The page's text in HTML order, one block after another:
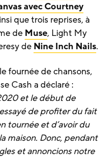
avec Courtney
que trois reprises, à
de Muse, Light My
de Nine Inch Nails.
fournée de chansons,
Cash a déclaré :
et le début de
de profiter du fait
tournée et d’avoir du
maison. Donc, pendant
et annoncions notre